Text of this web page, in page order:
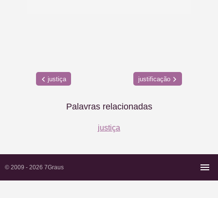
justiça justificação
Palavras relacionadas
justiça
© 2009 - 2026 7Graus